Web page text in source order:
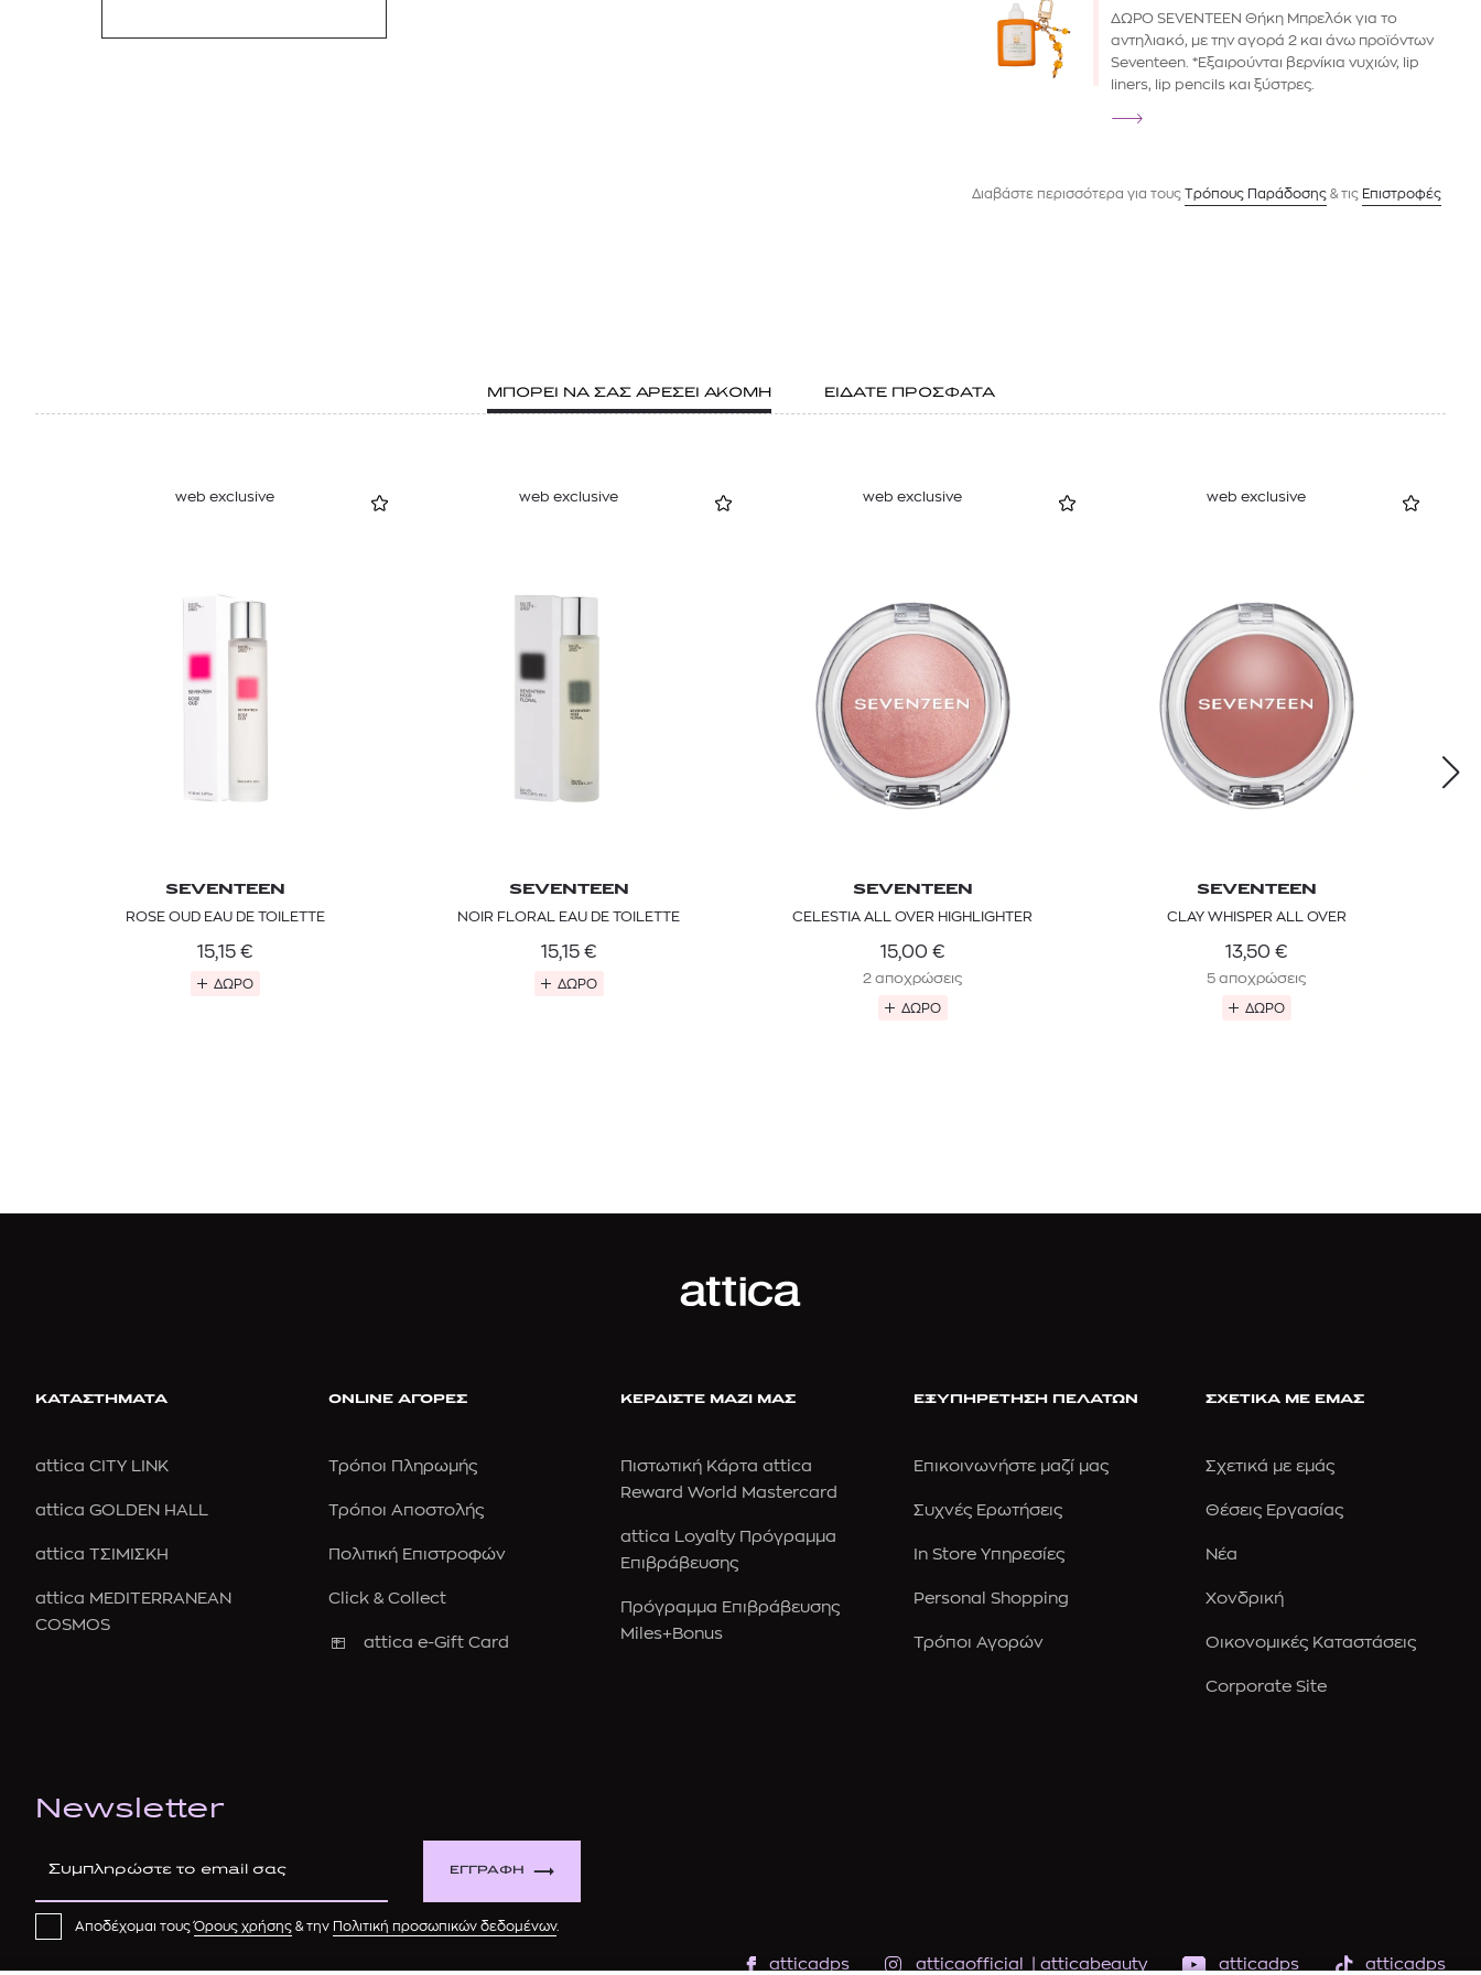
ΔΩΡΟ SEVENTEEN Θήκη Μπρελόκ για το
αντηλιακό, με την αγορά 2 και άνω προϊόντων
Seventeen. *Εξαιρούνται βερνίκια νυχιών, lip
liners, lip pencils και ξύστρες.
Διαβάστε περισσότερα για τους Tρόπους Παράδοσης & τις Επιστροφές
ΜΠΟΡΕΙ ΝΑ ΣΑΣ ΑΡΕΣΕΙ ΑΚΟΜΗ ΕΙΔΑΤΕ ΠΡΟΣΦΑΤΑ
web exclusive
SEVENTEEN
ROSE OUD EAU DE TOILETTE
15,15 €
ΔΩΡΟ
web exclusive
SEVENTEEN
NOIR FLORAL EAU DE TOILETTE
15,15 €
ΔΩΡΟ
web exclusive
SEVENTEEN
CELESTIA ALL OVER HIGHLIGHTER
15,00 €
2 αποχρώσεις
ΔΩΡΟ
web exclusive
SEVENTEEN
CLAY WHISPER ALL OVER
13,50 €
5 αποχρώσεις
ΔΩΡΟ
ΚΑΤΑΣΤΗΜΑΤΑ
attica CITY LINK
attica GOLDEN HALL
attica ΤΣΙΜΙΣΚΗ
attica MEDITERRANEAN
COSMOS
ONLINE ΑΓΟΡΕΣ
Τρόποι Πληρωμής
Τρόποι Αποστολής
Πολιτική Επιστροφών
Click & Collect
attica e-Gift Card
ΚΕΡΔΙΣΤΕ ΜΑΖΙ ΜΑΣ
Πιστωτική Κάρτα attica
Reward World Mastercard
attica Loyalty Πρόγραμμα
Επιβράβευσης
Πρόγραμμα Επιβράβευσης
Miles+Bonus
ΕΞΥΠΗΡΕΤΗΣΗ ΠΕΛΑΤΩΝ
Επικοινωνήστε μαζί μας
Συχνές Ερωτήσεις
In Store Υπηρεσίες
Personal Shopping
Τρόποι Αγορών
ΣΧΕΤΙΚΑ ΜΕ ΕΜΑΣ
Σχετικά με εμάς
Θέσεις Εργασίας
Νέα
Χονδρική
Οικονομικές Καταστάσεις
Corporate Site
Newsletter
ΕΓΓΡΑΦΗ
Αποδέχομαι τουςΌρους χρήσης & την Πολιτική προσωπικών δεδομένων.
atticadps atticaofficial atticabeauty atticadps atticadps